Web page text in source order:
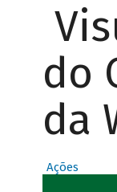
do
da
Ações